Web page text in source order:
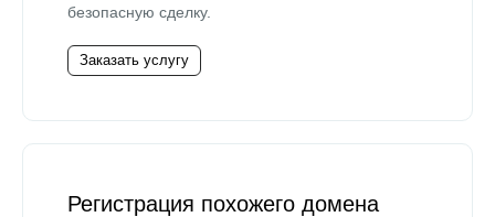
безопасную сделку.
Заказать услугу
Регистрация похожего домена